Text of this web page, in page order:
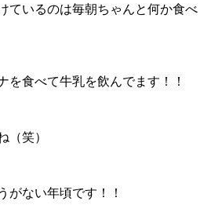
ているのは毎朝ちゃんと何か食べ
を食べて牛乳を飲んでます！！
（笑）
がない年頃です！！